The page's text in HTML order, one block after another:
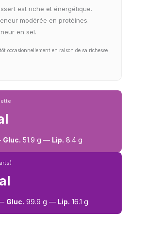
est riche et énergétique.
modérée en protéines.
en sel.
occasionnellement en raison de sa richesse
Gluc. 51.9 g — Lip. 8.4 g
Gluc. 99.9 g — Lip. 16.1 g